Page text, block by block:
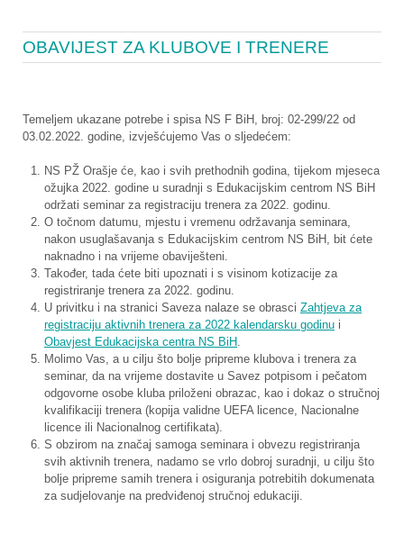
OBAVIJEST ZA KLUBOVE I TRENERE
Temeljem ukazane potrebe i spisa NS F BiH, broj: 02-299/22 od
03.02.2022. godine, izvješćujemo Vas o sljedećem:
NS PŽ Orašje će, kao i svih prethodnih godina, tijekom mjeseca
ožujka 2022. godine u suradnji s Edukacijskim centrom NS BiH
održati seminar za registraciju trenera za 2022. godinu.
O točnom datumu, mjestu i vremenu održavanja seminara,
nakon usuglašavanja s Edukacijskim centrom NS BiH, bit ćete
naknadno i na vrijeme obaviješteni.
Također, tada ćete biti upoznati i s visinom kotizacije za
registriranje trenera za 2022. godinu.
U privitku i na stranici Saveza nalaze se obrasci Zahtjeva za
registraciju aktivnih trenera za 2022 kalendarsku godinu i
Obavjest Edukacijska centra NS BiH.
Molimo Vas, a u cilju što bolje pripreme klubova i trenera za
seminar, da na vrijeme dostavite u Savez potpisom i pečatom
odgovorne osobe kluba priloženi obrazac, kao i dokaz o stručnoj
kvalifikaciji trenera (kopija validne UEFA licence, Nacionalne
licence ili Nacionalnog certifikata).
S obzirom na značaj samoga seminara i obvezu registriranja
svih aktivnih trenera, nadamo se vrlo dobroj suradnji, u cilju što
bolje pripreme samih trenera i osiguranja potrebitih dokumenata
za sudjelovanje na predviđenoj stručnoj edukaciji.